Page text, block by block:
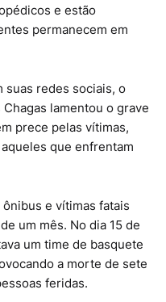
e estão
permanecem em
suas redes sociais, o
lamentou o grave
prece pelas vítimas,
que enfrentam
e vítimas fatais
um mês. No dia 15 de
um time de basquete
a morte de sete
feridas.